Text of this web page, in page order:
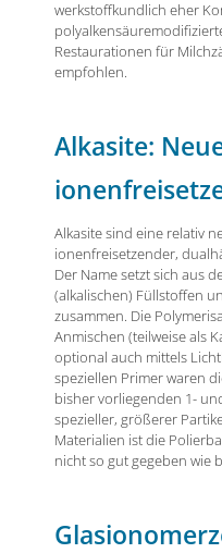
werkstoffkundlich eher
Restaurationen für
empfohlen.
Alkasite:
Alkasite sind eine relativ
ionenfreisetzender,
Der Name setzt sich aus
(alkalischen) Füllstoffen
zusammen. Die
Anmischen (teilweise als
optional auch mittels
speziellen Primer waren
bisher vorliegenden 1-
spezieller, größerer
Materialien ist die
nicht so gut gegeben wie